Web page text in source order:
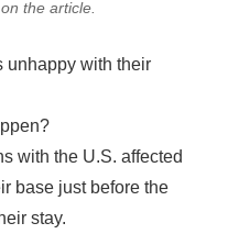
the article.
unhappy with their
with the U.S. affected
base just before the
stay.